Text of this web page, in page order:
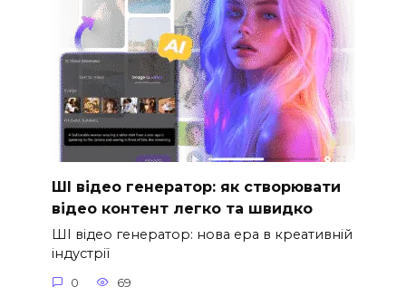
ШІ відео генератор: як створювати
відео контент легко та швидко
ШІ відео генератор: нова ера в креативній
індустрії
0 69